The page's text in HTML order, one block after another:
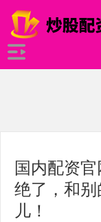
国内配资
绝了，和
儿！